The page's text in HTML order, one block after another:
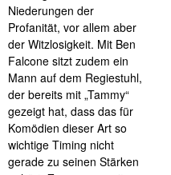
Niederungen der
Profanität, vor allem aber
der Witzlosigkeit. Mit Ben
Falcone sitzt zudem ein
Mann auf dem Regiestuhl,
der bereits mit „Tammy“
gezeigt hat, dass das für
Komödien dieser Art so
wichtige Timing nicht
gerade zu seinen Stärken